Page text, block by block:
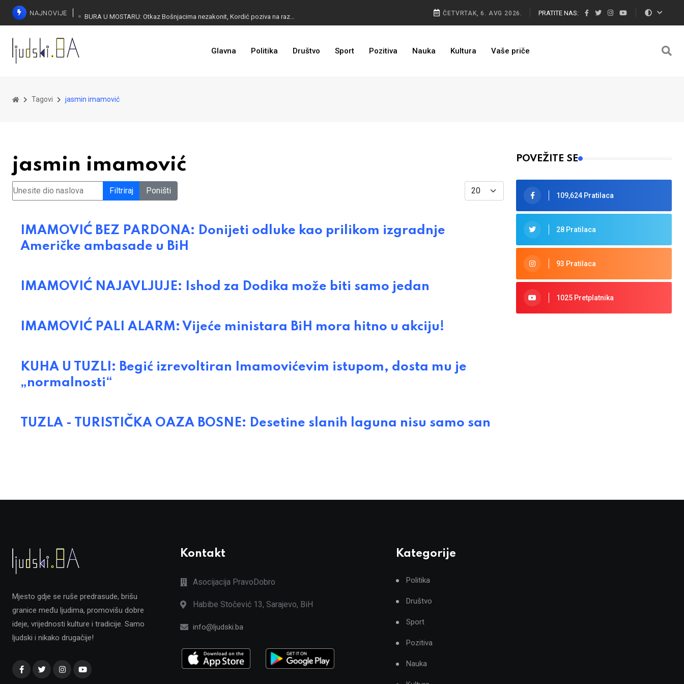
NAJNOVIJE
BIVŠI KAPITEN ZMAJEVA U VELIKOM BIZNISU: Na mjestu propale tvornice niče stambeni kompleks
ČETVRTAK, 6. AVG 2026. PRATITE NAS:
Glavna Politika Društvo Sport Pozitiva Nauka Kultura Vaše priče
Tagovi jasmin imamović
jasmin imamović
Unesite dio naslova Filtriraj Poništi Display #
IMAMOVIĆ BEZ PARDONA: Donijeti odluke kao prilikom izgradnje
Američke ambasade u BiH
IMAMOVIĆ NAJAVLJUJE: Ishod za Dodika može biti samo jedan
IMAMOVIĆ PALI ALARM: Vijeće ministara BiH mora hitno u akciju!
KUHA U TUZLI: Begić izrevoltiran Imamovićevim istupom, dosta mu je
„normalnosti“
TUZLA - TURISTIČKA OAZA BOSNE: Desetine slanih laguna nisu samo san
POVEŽITE SE
109,624 Pratilaca
28 Pratilaca
93 Pratilaca
1025 Pretplatnika
Mjesto gdje se ruše predrasude, brišu
granice među ljudima, promovišu dobre
ideje, vrijednosti kulture i tradicije. Samo
ljudski i nikako drugačije!
Kontakt
Asocijacija PravoDobro
Habibe Stočević 13, Sarajevo, BiH
info@ljudski.ba
Kategorije
Politika
Društvo
Sport
Pozitiva
Nauka